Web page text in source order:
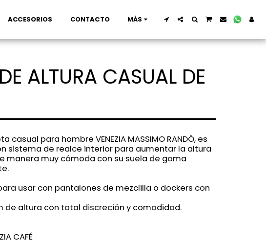
ACCESORIOS CONTACTO MÁS
ALTURA CASUAL DE
casual para hombre VENEZIA MASSIMO RANDÓ, es
sistema de realce interior para aumentar la altura
manera muy cómoda con su suela de goma
usar con pantalones de mezclilla o dockers con
de altura con total discreción y comodidad.
CAFÉ